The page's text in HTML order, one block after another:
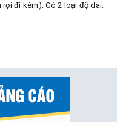
đi kèm). Có 2 loại độ dài: